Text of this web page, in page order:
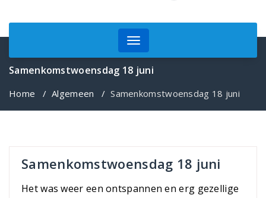
Toggle
navigation
Samenkomstwoensdag 18 juni
Home /Algemeen /Samenkomstwoensdag 18 juni
Samenkomstwoensdag 18 juni
Het was weer een ontspannen en erg gezellige